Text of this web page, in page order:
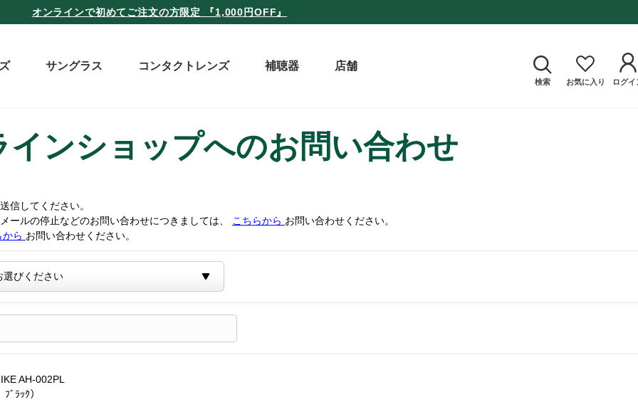
オンラインで初めてご注文の方限定 『1,000円OFF』
サングラス コンタクトレンズ 補聴器 店舗
検索 お気に入り ログイ
インショップへのお問い合わせ
信してください。
ルの停止などのお問い合わせにつきましては、
こちらから お問い合わせください。
ら お問い合わせください。
AH-002PL
ﾞﾗｯｸ）